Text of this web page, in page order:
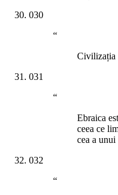
030
“
Civilizația
031
“
Ebraica
ceea ce
cea a unui
032
“